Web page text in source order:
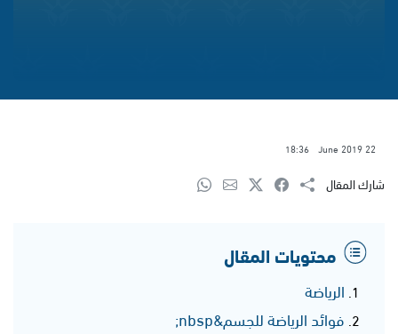
22 June 2019
18:36
شارك المقال
محتويات المقال
الرياضة
فوائد الرياضة للجسم&nbsp;